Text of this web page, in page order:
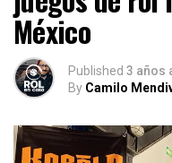
México
Published 3 años
By Camilo